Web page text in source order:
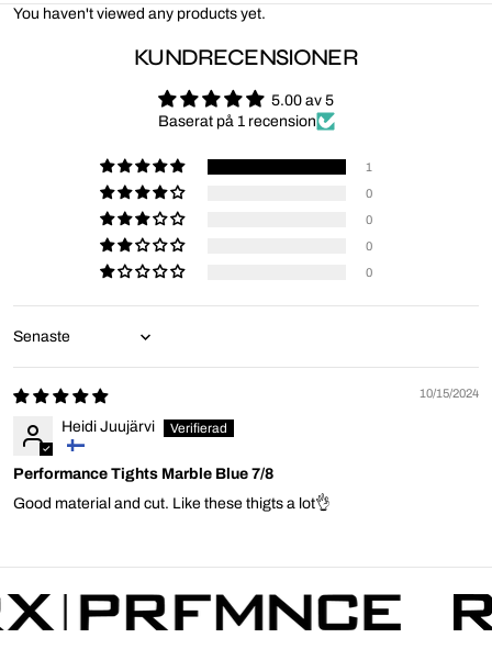
You haven't viewed any products yet.
KUNDRECENSIONER
5.00 av 5
Baserat på 1 recension
1
0
0
0
0
Sort by
10/15/2024
Heidi Juujärvi
Performance Tights Marble Blue 7/8
Good material and cut. Like these thigts a lot👌